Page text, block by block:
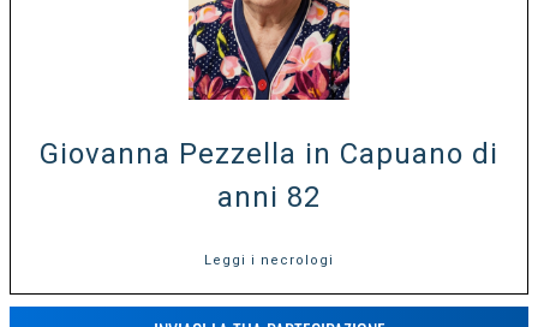
Giovanna Pezzella in Capuano di
anni 82
Leggi i necrologi